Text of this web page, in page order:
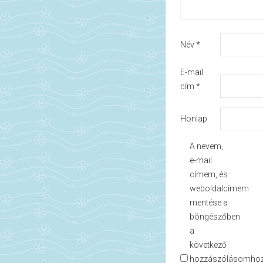
Név*
E-mail
cím *
Honlap
A nevem,
e-mail
címem, és
weboldalcímem
mentése a
böngészőben
a
következő